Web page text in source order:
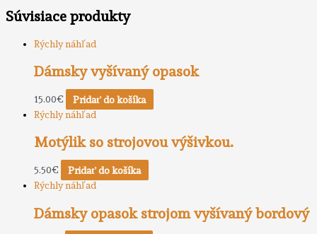
Súvisiace produkty
Rýchly náhľad
Dámsky vyšívaný opasok
15.00€
Pridať do košíka
Rýchly náhľad
Motýlik so strojovou výšivkou.
5.50€
Pridať do košíka
Rýchly náhľad
Dámsky opasok strojom vyšívaný bordový